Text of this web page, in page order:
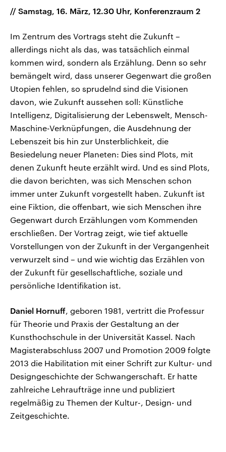
// Samstag, 16. März, 12.30 Uhr, Konferenzraum 2
Im Zentrum des Vortrags steht die Zukunft –
allerdings nicht als das, was tatsächlich einmal
kommen wird, sondern als Erzählung. Denn so sehr
bemängelt wird, dass unserer Gegenwart die großen
Utopien fehlen, so sprudelnd sind die Visionen
davon, wie Zukunft aussehen soll: Künstliche
Intelligenz, Digitalisierung der Lebenswelt, Mensch-
Maschine-Verknüpfungen, die Ausdehnung der
Lebenszeit bis hin zur Unsterblichkeit, die
Besiedelung neuer Planeten: Dies sind Plots, mit
denen Zukunft heute erzählt wird. Und es sind Plots,
die davon berichten, was sich Menschen schon
immer unter Zukunft vorgestellt haben. Zukunft ist
eine Fiktion, die offenbart, wie sich Menschen ihre
Gegenwart durch Erzählungen vom Kommenden
erschließen. Der Vortrag zeigt, wie tief aktuelle
Vorstellungen von der Zukunft in der Vergangenheit
verwurzelt sind – und wie wichtig das Erzählen von
der Zukunft für gesellschaftliche, soziale und
persönliche Identifikation ist.
Daniel Hornuff, geboren 1981, vertritt die Professur
für Theorie und Praxis der Gestaltung an der
Kunsthochschule in der Universität Kassel. Nach
Magisterabschluss 2007 und Promotion 2009 folgte
2013 die Habilitation mit einer Schrift zur Kultur- und
Designgeschichte der Schwangerschaft. Er hatte
zahlreiche Lehraufträge inne und publiziert
regelmäßig zu Themen der Kultur-, Design- und
Zeitgeschichte.